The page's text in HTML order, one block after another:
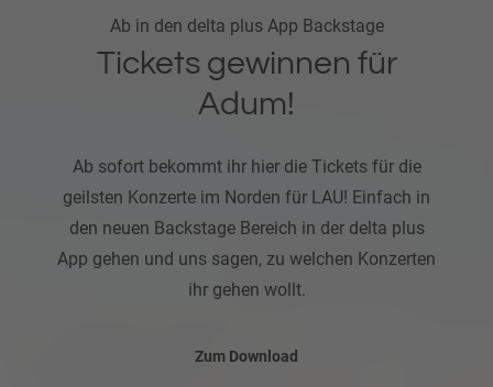
Ab in den delta plus App Backstage
Tickets gewinnen für
Adum!
Ab sofort bekommt ihr hier die Tickets für die
geilsten Konzerte im Norden für LAU! Einfach in
den neuen Backstage Bereich in der delta plus
App gehen und uns sagen, zu welchen Konzerten
ihr gehen wollt.
Zum Download